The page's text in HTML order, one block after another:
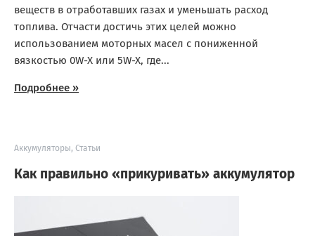
веществ в отработавших газах и уменьшать расход
топлива. Отчасти достичь этих целей можно
использованием моторных масел с пониженной
вязкостью 0W-X или 5W-X, где...
Подробнее »
Аккумуляторы, Статьи
Как правильно «прикуривать» аккумулятор